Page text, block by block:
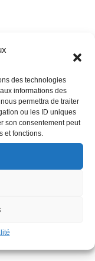
des technologies
informations des
permettra de traiter
ou les ID uniques
son consentement peut
et fonctions.